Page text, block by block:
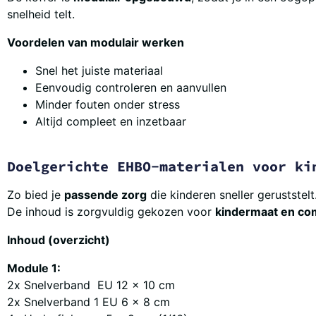
snelheid telt.
Voordelen van modulair werken
Snel het juiste materiaal
Eenvoudig controleren en aanvullen
Minder fouten onder stress
Altijd compleet en inzetbaar
Doelgerichte EHBO-materialen voor
Zo bied je passende zorg die kinderen sneller geruststelt.
De inhoud is zorgvuldig gekozen voor kindermaat en
Inhoud (overzicht)
Module 1:
2x Snelverband EU 12 x 10 cm
2x Snelverband 1 EU 6 x 8 cm